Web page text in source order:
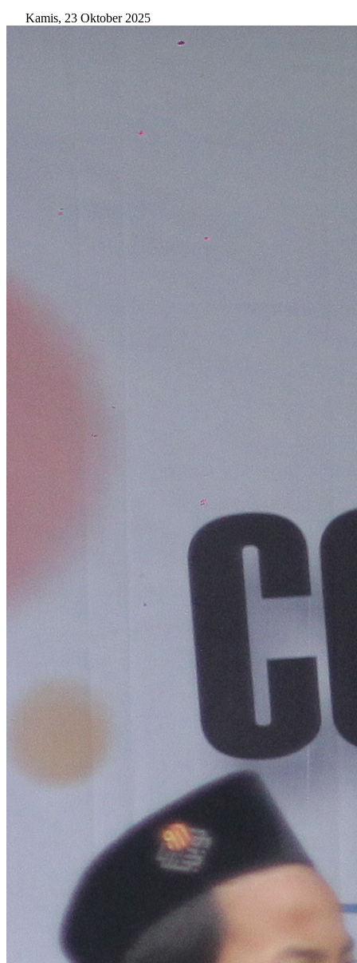
Kamis, 23 Oktober 2025